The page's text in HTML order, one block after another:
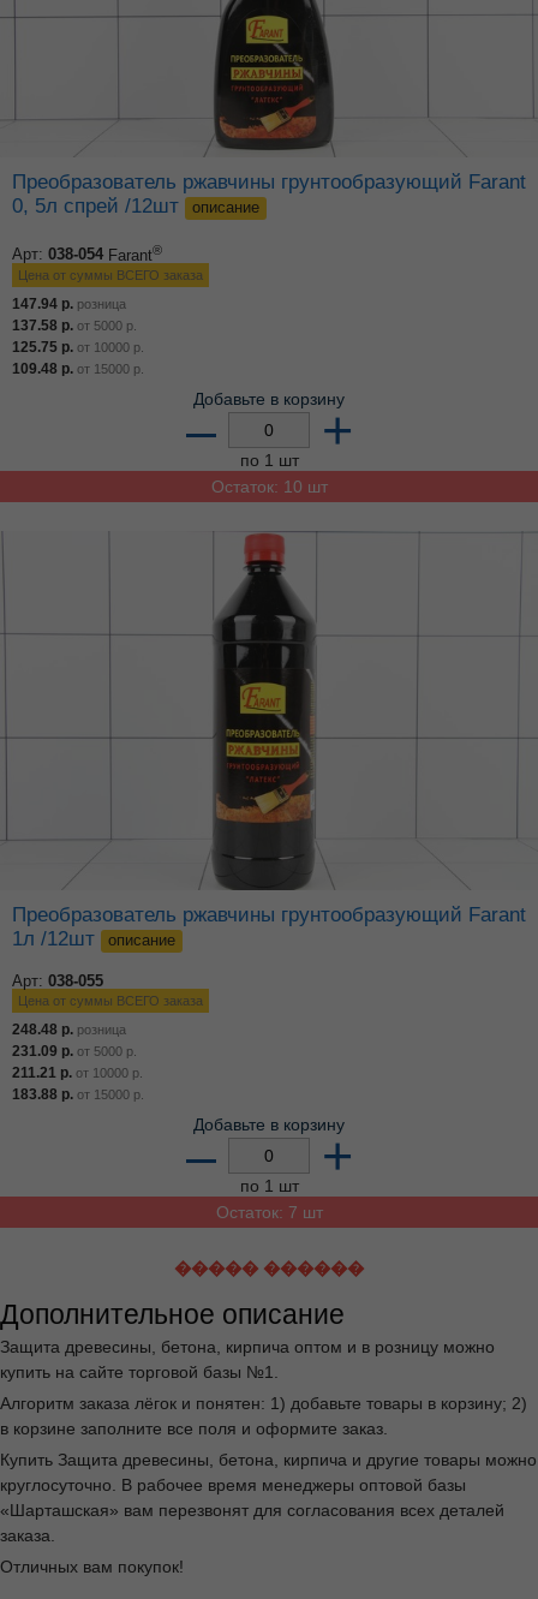
Преобразователь ржавчины грунтообразующий Farant
0, 5л спрей /12шт
описание
Арт: 038-054 Farant®
Цена от суммы ВСЕГО заказа
147.94 р. розница
137.58 р. от 5000 р.
125.75 р. от 10000 р.
109.48 р. от 15000 р.
Добавьте в корзину
– +
по 1 шт
Остаток: 10 шт
Преобразователь ржавчины грунтообразующий Farant
1л /12шт
описание
Арт: 038-055
Цена от суммы ВСЕГО заказа
248.48 р. розница
231.09 р. от 5000 р.
211.21 р. от 10000 р.
183.88 р. от 15000 р.
Добавьте в корзину
– +
по 1 шт
Остаток: 7 шт
����� ������
Дополнительное описание
Защита древесины, бетона, кирпича оптом и в розницу можно
купить на сайте торговой базы №1.
Алгоритм заказа лёгок и понятен: 1) добавьте товары в корзину; 2)
в корзине заполните все поля и оформите заказ.
Купить Защита древесины, бетона, кирпича и другие товары можно
круглосуточно. В рабочее время менеджеры оптовой базы
«Шарташская» вам перезвонят для согласования всех деталей
заказа.
Отличных вам покупок!